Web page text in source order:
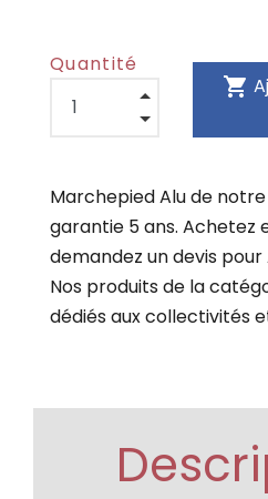
Quantité
shopping_cart Ajouter au panier /
Marchepied Alu de
garantie 5 ans. Achetez
demandez un devis
Nos produits de la
dédiés aux collectivités